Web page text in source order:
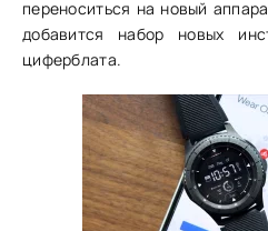
переноситься на новый
добавится набор новых
циферблата.